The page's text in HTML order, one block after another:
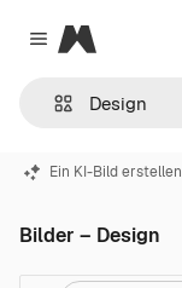
Close menu
Magnific
Ein KI-Bild erstellen
Bilder – Design